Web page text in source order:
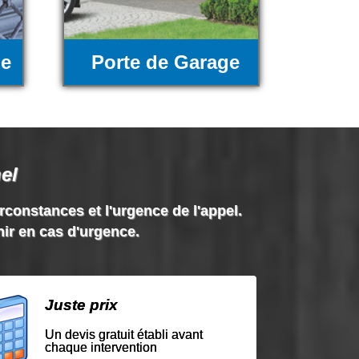
Porte de Garage
et l'urgence de l'appel.
en cas d'urgence.
Juste prix
Un devis gratuit établi avant
chaque intervention